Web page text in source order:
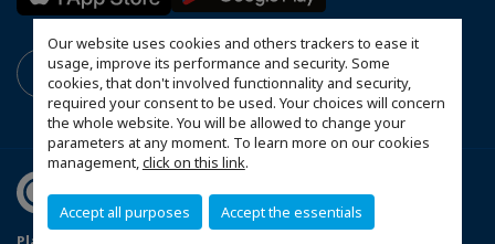
Our website uses cookies and others trackers to ease it
usage, improve its performance and security. Some
cookies, that don't involved functionnality and security,
required your consent to be used. Your choices will concern
the whole website. You will be allowed to change your
parameters at any moment. To learn more on our cookies
management,click on this link.
Accept all purposes Accept the essentials